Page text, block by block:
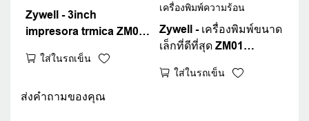
Zywell - 3inch
impresora trmica ZM01
เล็กที่ดีที่สุดพร้อม
แบตเตอรี่ 1800mAh ที่ได้
ใส่ในรถเข็น
Zywell - เครื่องพิมพ์ขนาด
เล็กที่ดีที่สุด ZM01
เครื่องพิมพ์ใบเสร็จรับเงิน
ใส่ในรถเข็น
ส่งคำถามของคุณ